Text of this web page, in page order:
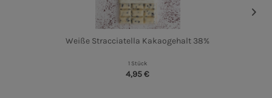
Weiße Stracciatella Kakaogehalt 38%
1 Stück
4,95 €